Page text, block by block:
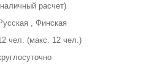
расчет)
, Финская
чел. (макс. 12 чел.)